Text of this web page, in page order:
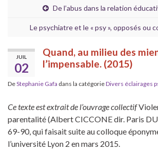
De l’abus dans la relation
Le psychiatre et le « psy », opposés ou
JUIL
02
Quand, au milieu des
l’impensable. (2015)
DeStephanie Gafa dans la catégorieDivers éclairages
Ce texte est extrait de l’ouvrage collectif
parentalité (Albert CICCONE dir. Paris
69-90, qui faisait suite au colloque
l’université Lyon 2 en mars 2015.